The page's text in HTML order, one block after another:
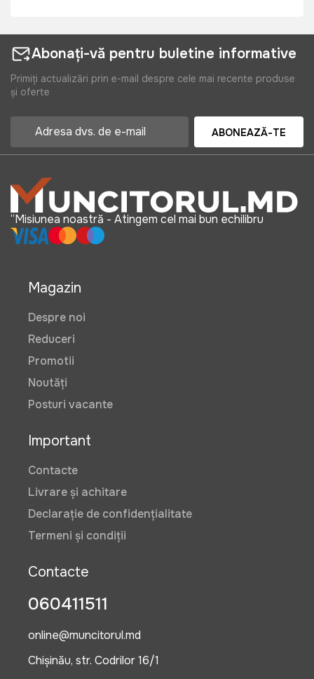
Abonați-vă pentru buletine informative
Primiți actualizări prin e-mail despre cele mai recente produse
și oferte
ABONEAZĂ-TE
“Misiunea noastră - Atingem cel mai bun echilibru
Magazin
Despre noi
Reduceri
Promotii
Noutăți
Posturi vacante
Important
Contacte
Livrare și achitare
Declarație de confidențialitate
Termeni și condiții
Contacte
060411511
online@muncitorul.md
Chișinău, str. Codrilor 16/1